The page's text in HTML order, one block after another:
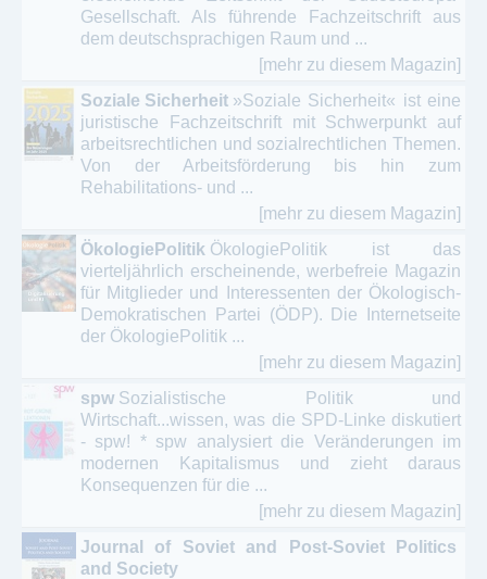
Gesellschaft. Als führende Fachzeitschrift aus
dem deutschsprachigen Raum und ...
[mehr zu diesem Magazin]
Soziale Sicherheit »Soziale Sicherheit« ist eine
juristische Fachzeitschrift mit Schwerpunkt auf
arbeitsrechtlichen und sozialrechtlichen Themen.
Von der Arbeitsförderung bis hin zum
Rehabilitations- und ...
[mehr zu diesem Magazin]
ÖkologiePolitik ÖkologiePolitik ist das
vierteljährlich erscheinende, werbefreie Magazin
für Mitglieder und Interessenten der Ökologisch-
Demokratischen Partei (ÖDP). Die Internetseite
der ÖkologiePolitik ...
[mehr zu diesem Magazin]
spw Sozialistische Politik und
Wirtschaft...wissen, was die SPD-Linke diskutiert
- spw! * spw analysiert die Veränderungen im
modernen Kapitalismus und zieht daraus
Konsequenzen für die ...
[mehr zu diesem Magazin]
Journal of Soviet and Post-Soviet Politics
and Society